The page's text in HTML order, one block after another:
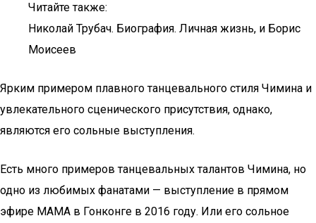
Читайте также:
Николай Трубач. Биография. Личная жизнь, и Борис
Моисеев
Ярким примером плавного танцевального стиля Чимина и
увлекательного сценического присутствия, однако,
являются его сольные выступления.
Есть много примеров танцевальных талантов Чимина, но
одно из любимых фанатами — выступление в прямом
эфире МАМА в Гонконге в 2016 году. Или его сольное